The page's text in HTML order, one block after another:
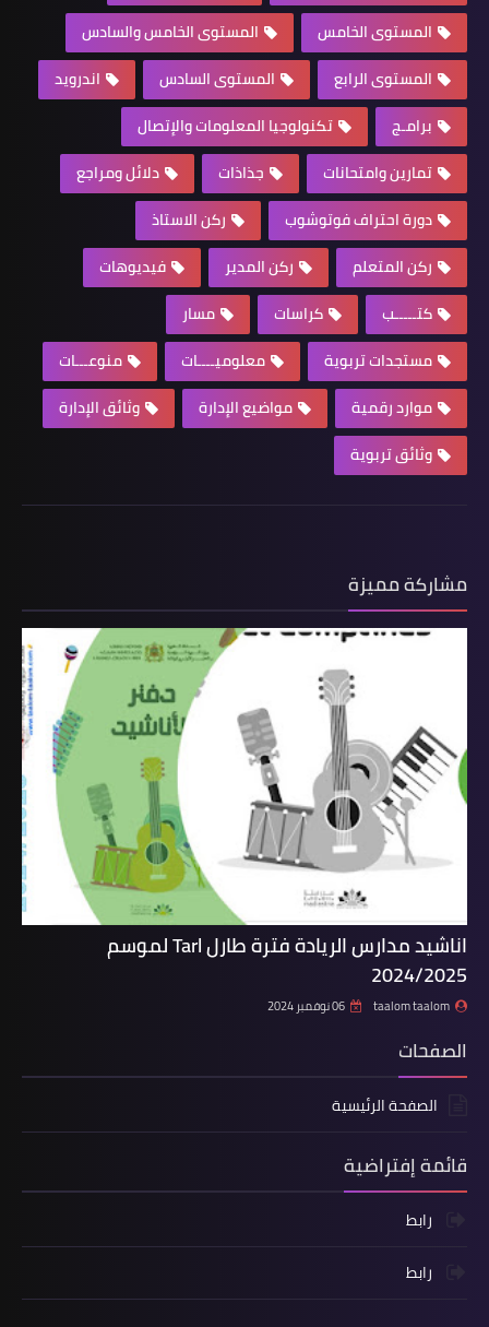
المستوى الخامس
المستوى الخامس والسادس
المستوى الرابع
المستوى السادس
اندرويد
برامـج
تكنولوجيا المعلومات والإتصال
تمارين وامتحانات
جذاذات
دلائل ومراجع
دورة احتراف فوتوشوب
ركن الاستاذ
ركن المتعلم
ركن المدير
فيديوهات
كتـــــب
كراسات
مسار
مستجدات تربوية
معلوميــــات
منوعـــات
موارد رقمية
مواضيع الإدارة
وثائق الإدارة
وثائق تربوية
مشاركة مميزة
اناشيد مدارس الريادة فترة طارل Tarl لموسم
2024/2025
taalom taalom 06 نوفمبر 2024
الصفحات
الصفحة الرئيسية
قائمة إفتراضية
رابط
رابط